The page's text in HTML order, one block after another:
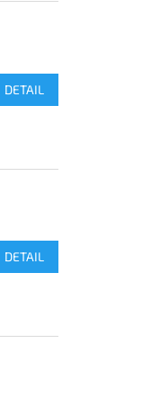
DETAIL
DETAIL